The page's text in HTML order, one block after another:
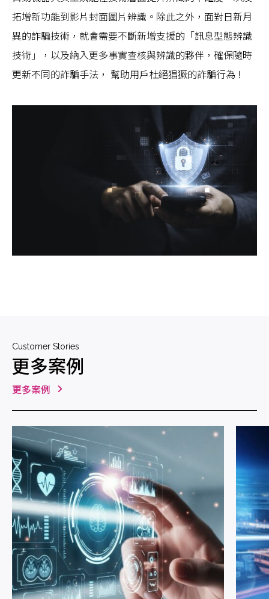
拓增新功能到影片封面圖片辨識。除此之外，面對日新月
異的詐騙技術，就會需要不斷新增支援的「訊息型態辨識
技術」，以及納入更多事實查核與辨識的夥伴，確保隨時
更新不同的詐騙手法， 幫助用戶杜絕猖獗的詐騙行為 !
Customer Stories
更多案例
更多案例